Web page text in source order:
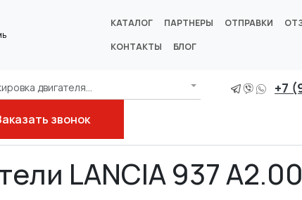
КАТАЛОГ ПАРТНЕРЫ ОТПРАВКИ
КОНТАКТЫ
БЛОГ
двигателя... +7
звонок
LANCIA 937